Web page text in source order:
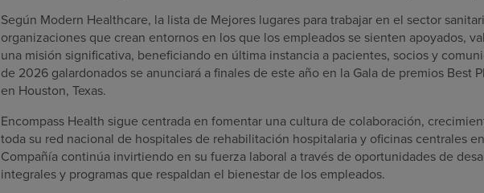
Según Modern Healthcare, la lista de Mejores lugares para trabajar en el sector
organizaciones que crean entornos en los que los empleados se sienten apoyados,
una misión significativa, beneficiando en última instancia a pacientes, socios y
de 2026 galardonados se anunciará a finales de este año en la Gala de premios Best
en Houston, Texas.
Encompass Health sigue centrada en fomentar una cultura de colaboración,
toda su red nacional de hospitales de rehabilitación hospitalaria y oficinas centrales
Compañía continúa invirtiendo en su fuerza laboral a través de oportunidades de
integrales y programas que respaldan el bienestar de los empleados.